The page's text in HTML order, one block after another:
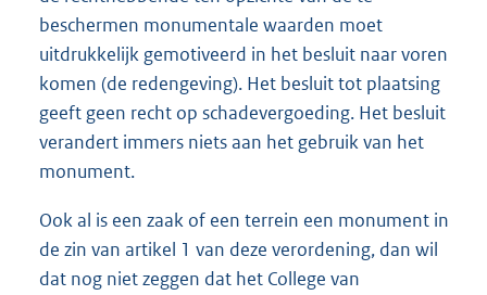
beschermen monumentale waarden moet
uitdrukkelijk gemotiveerd in het besluit naar voren
komen (de redengeving). Het besluit tot plaatsing
geeft geen recht op schadevergoeding. Het besluit
verandert immers niets aan het gebruik van het
monument.
Ook al is een zaak of een terrein een monument in
de zin van artikel 1 van deze verordening, dan wil
dat nog niet zeggen dat het College van